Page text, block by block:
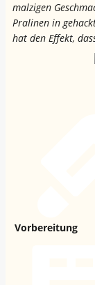
malzigen
Pralinen in
hat den Effekt,
Vorbereitung